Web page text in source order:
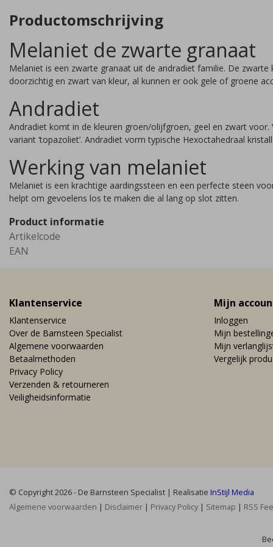
Productomschrijving
Melaniet de zwarte granaat
Melaniet is een zwarte granaat uit de andradiet familie. De
doorzichtig en zwart van kleur, al kunnen er ook gele of groene
Andradiet
Andradiet komt in de kleuren groen/olijfgroen, geel en zwart voor.
variant ‘topazoliet’. Andradiet vorm typische Hexoctahedraal
Werking van melaniet
Melaniet is een krachtige aardingssteen en een perfecte steen
helpt om gevoelens los te maken die al lang op slot zitten.
Product informatie
Artikelcode
EAN
Klantenservice
Klantenservice
Over de Barnsteen Specialist
Algemene voorwaarden
Betaalmethoden
Privacy Policy
Verzenden & retourneren
Veiligheidsinformatie
Mijn
Inloggen
Mijn
Mijn
Vergelijk
© Copyright 2026 - De Barnsteen Specialist | Realisatie InStijl Media
Algemene voorwaarden | Disclaimer | Privacy Policy | Sitemap | RSS